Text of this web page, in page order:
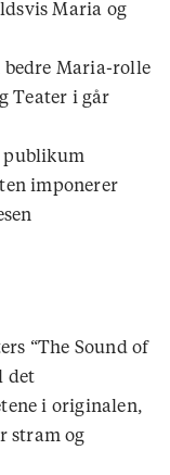
Maria og
bedre Maria-rolle
Teater i går
publikum
imponerer
“The Sound of
det
i originalen,
stram og